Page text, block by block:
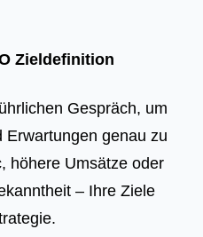
Zieldefinition
Gespräch, um
Erwartungen genau zu
höhere Umsätze oder
– Ihre Ziele